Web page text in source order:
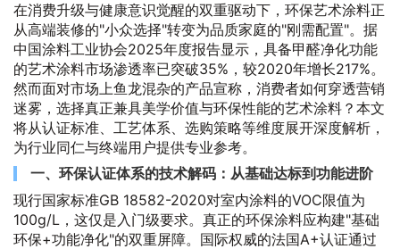
在消费升级与健康意识觉醒的双重驱动下，环保艺术涂料正
从高端装修的"小众选择"转变为品质家庭的"刚需配置"。据
中国涂料工业协会2025年度报告显示，具备甲醛净化功能
的艺术涂料市场渗透率已突破35%，较2020年增长217%。
然而面对市场上鱼龙混杂的产品宣称，消费者如何穿透营销
迷雾，选择真正兼具美学价值与环保性能的艺术涂料？本文
将从认证标准、工艺体系、选购策略等维度展开深度解析，
为行业同仁与终端用户提供专业参考。
一、环保认证体系的技术解码：从基础达标到功能进阶
现行国家标准GB 18582-2020对室内涂料的VOC限值为
100g/L，这仅是入门级要求。真正的环保涂料应构建"基础
环保+功能净化"的双重屏障。国际权威的法国A+认证通过